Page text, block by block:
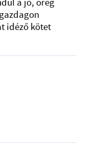
a jó, öreg
idéző kötet